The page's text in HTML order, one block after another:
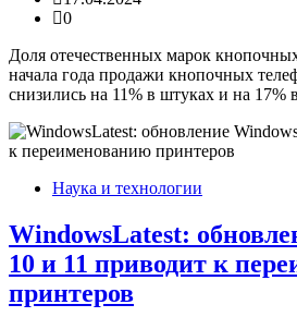
0
Доля отечественных марок
начала года продажи кнопочных
снизились на 11% в штуках и на 17%
Наука и технологии
WindowsLatest:
10 и 11 приводит к
принтеров